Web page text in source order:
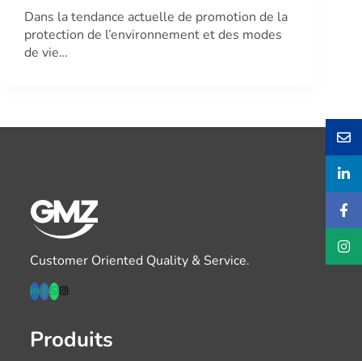
Dans la tendance actuelle de promotion de la
protection de l’environnement et des modes
de vie…
Customer Oriented Quality & Service.
Produits